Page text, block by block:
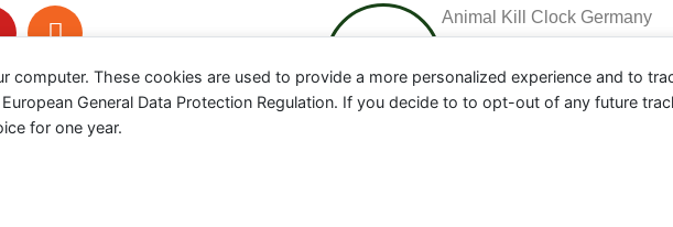
R
s
s
(EU)
Animal Kill Clock Germany
computer. These cookies are used to provide a more personalized experience and to
General Data Protection Regulation. If you decide to to opt-out of any future
for one year.